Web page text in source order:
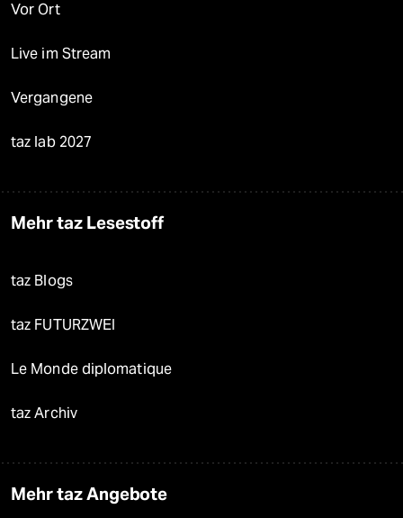
Vor Ort
Live im Stream
Vergangene
taz lab 2027
Mehr taz Lesestoff
taz Blogs
taz FUTURZWEI
Le Monde diplomatique
taz Archiv
Mehr taz Angebote